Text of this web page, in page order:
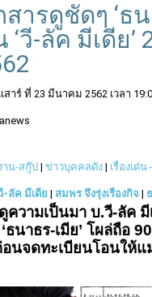
สารดูชัดๆ ‘ธน
วี-ลัค มีเดีย’
สาร์ ที่ 23 มีนาคม 2562 เวลา
าน-สกู๊ป | ข่าวบุคคลดัง | เรื่องเด่
-ลัค มีเดีย | สมพร จึงรุ่งเรืองกิจ |
ความเป็นมา บ.วี-ลัค มี
ธนาธร-เมีย’ โผล่ถือ
นจดทะเบียนโอนให้แ